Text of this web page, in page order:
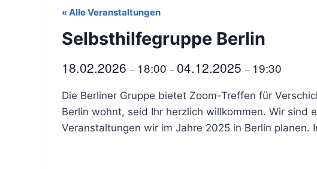
« Alle Veranstaltungen
Selbsthilfegruppe Berlin
18.02.2026 – 18:00 –04.12.2025 – 19:30
Die Berliner Gruppe bietet Zoom-Treffen für
Berlin wohnt, seid Ihr herzlich willkommen. Wir sind
Veranstaltungen wir im Jahre 2025 in Berlin